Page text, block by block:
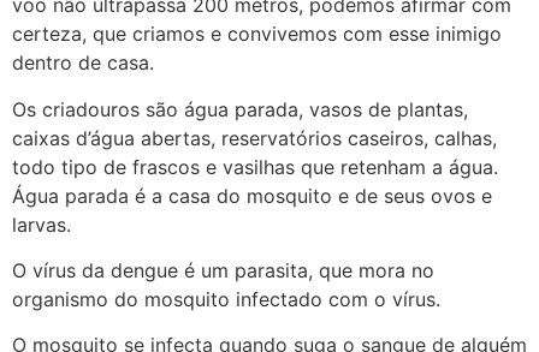
voo não ultrapassa 200 metros, podemos afirmar com
certeza, que criamos e convivemos com esse inimigo
dentro de casa.
Os criadouros são água parada, vasos de plantas,
caixas d’água abertas, reservatórios caseiros, calhas,
todo tipo de frascos e vasilhas que retenham a água.
Água parada é a casa do mosquito e de seus ovos e
larvas.
O vírus da dengue é um parasita, que mora no
organismo do mosquito infectado com o vírus.
O mosquito se infecta quando suga o sangue de alguém